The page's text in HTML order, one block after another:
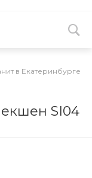
в Екатеринбурге
SI04